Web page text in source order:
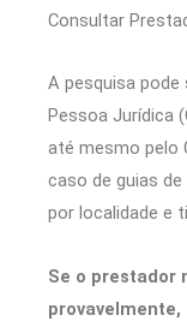
Consultar
A pesquisa
Pessoa Jurídica
até mesmo pelo
caso de guias
por localidade e
Se o prestador